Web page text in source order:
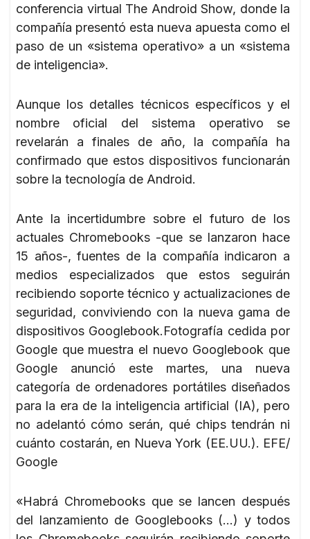
conferencia virtual The Android Show, donde la
compañía presentó esta nueva apuesta como el
paso de un «sistema operativo» a un «sistema
de inteligencia».
Aunque los detalles técnicos específicos y el
nombre oficial del sistema operativo se
revelarán a finales de año, la compañía ha
confirmado que estos dispositivos funcionarán
sobre la tecnología de Android.
Ante la incertidumbre sobre el futuro de los
actuales Chromebooks -que se lanzaron hace
15 años-, fuentes de la compañía indicaron a
medios especializados que estos seguirán
recibiendo soporte técnico y actualizaciones de
seguridad, conviviendo con la nueva gama de
dispositivos Googlebook.Fotografía cedida por
Google que muestra el nuevo Googlebook que
Google anunció este martes, una nueva
categoría de ordenadores portátiles diseñados
para la era de la inteligencia artificial (IA), pero
no adelantó cómo serán, qué chips tendrán ni
cuánto costarán, en Nueva York (EE.UU.). EFE/
Google
«Habrá Chromebooks que se lancen después
del lanzamiento de Googlebooks (…) y todos